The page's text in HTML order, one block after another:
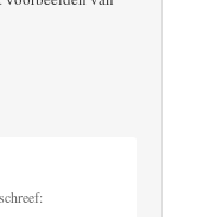
schreef: